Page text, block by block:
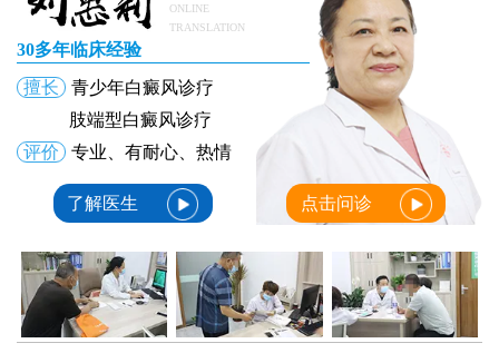
ONLINE
TRANSLATION
30多年临床经验
擅长
青少年白癜风诊疗
肢端型白癜风诊疗
评价
专业、有耐心、热情
了解医生 点击问诊